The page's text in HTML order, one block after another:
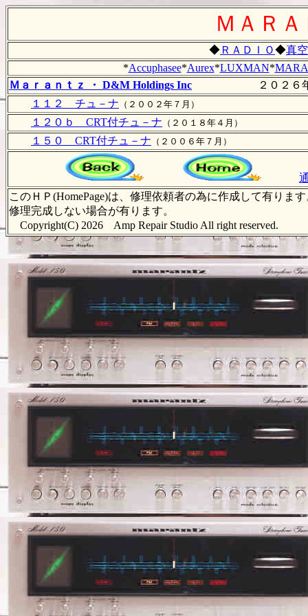
ＭＡＲ
◆ ＲＡＤＩＯ◆真
*Accuphasee*Aurex*LUXMAN*
Ｍａｒａｎｔｚ ・ D&M Holdings Inc ２０２６年以前
１１２ チュ－ナ （２００２年７月）
１２０ｂ CRT付チュ－ナ （２０１８年４月）
１５０ CRT付チュ－ナ （２００６年７月）
このＨＰ(HomePage)は、修理依頼者の為に作成して有り
修理完成しない場合が有ります。
Copyright(C) 2026 Amp Repair Studio All right